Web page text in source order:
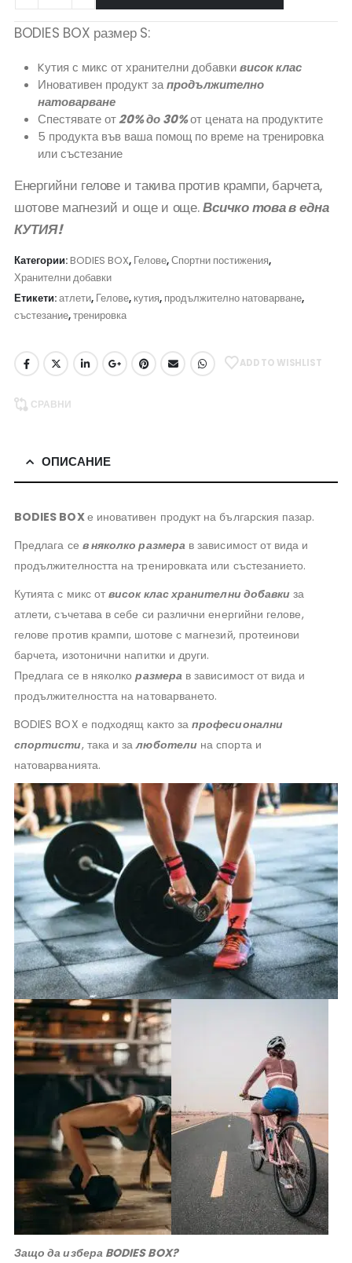
BODIES BOX размер S:
Kутия с микс от хранителни добавкивисок клас
Иновативен продукт запродължително
натоварване
Спестявате от20% до 30%от цената на продуктите
5 продукта във ваша помощ по време на тренировка
или състезание
Енергийни гелове и такива против крампи, барчета,
шотове магнезий и още и още.Всичко това в една
КУТИЯ!
Категории:BODIES BOX, Гелове,Спортни постижения,
Хранителни добавки
Етикети:атлети, Гелове, кутия, продължително натоварване,
състезание,тренировка
ADD TO WISHLIST
СРАВНИ
ОПИСАНИЕ
BODIES BOXе иновативен продукт на българския пазар.
Предлага се в няколко размерав зависимост от вида и
продължителността на тренировката или състезанието.
Кутията с микс отвисок клас хранителни добавки за
атлети, съчетава в себе си различни енергийни гелове,
гелове против крампи, шотове с магнезий, протеинови
барчета, изотонични напитки и други.
Предлага се в няколкоразмерав зависимост от вида и
продължителността на натоварването.
BODIES BOX е подходящ както запрофесионални
спортисти, така и залюботелина спорта и
натоварванията.
Защо да избера BODIES BOX?